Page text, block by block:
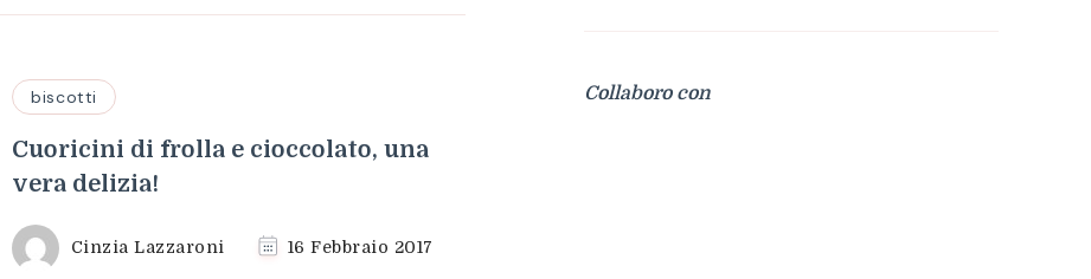
biscotti
Cuoricini di frolla e cioccolato, una
vera delizia!
Cinzia Lazzaroni 16 Febbraio 2017
Collaboro con